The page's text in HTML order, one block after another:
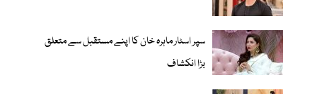
سپر اسٹار ماہرہ خان کا اپنے مستقبل سے متعلق
بڑا انکشاف